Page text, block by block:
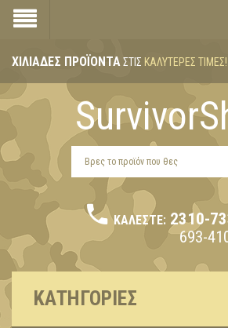
ΧΙΛΙΆΔΕΣ ΠΡΟΪΌΝΤΑΣΤΙΣ ΚΑΛΎΤΕΡΕΣ ΤΙΜΈΣ!
ΚΑΛΈΣΤΕ: 2310-
693-
ΚΑΤΗΓΟΡΊΕΣ